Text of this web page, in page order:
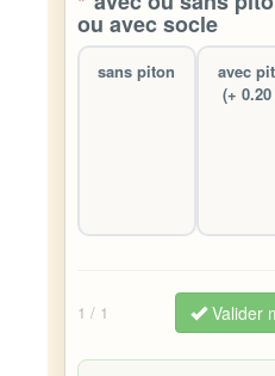
ou avec socle
sans piton
avec
(+ 0.20
1 / 1 Valider